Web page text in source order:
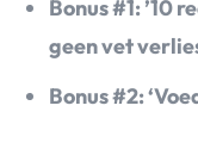
Bonus #1: ’10
geen vet
Bonus #2: